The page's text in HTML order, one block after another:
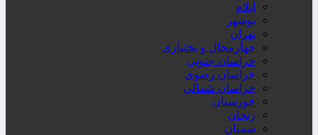
ایلام
بوشهر
تهران
چهارمحال و بختیاری
خراسان جنوبی
خراسان رضوی
خراسان شمالی
خوزستان
زنجان
سمنان